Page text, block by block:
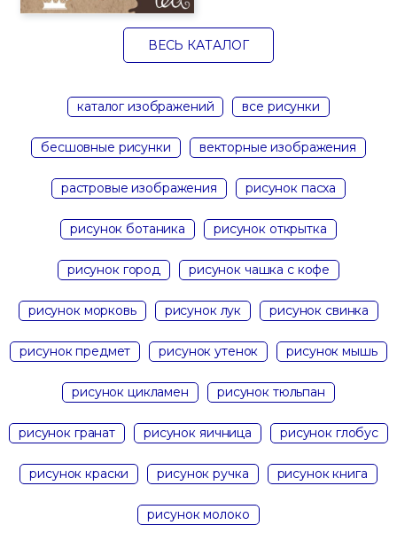
ВЕСЬ КАТАЛОГ
каталог изображений все рисунки
бесшовные рисунки векторные изображения
растровые изображения рисунок пасха
рисунок ботаника рисунок открытка
рисунок город рисунок чашка с кофе
рисунок морковь рисунок лук рисунок свинка
рисунок предмет рисунок утенок рисунок мышь
рисунок цикламен рисунок тюльпан
рисунок гранат рисунок яичница рисунок глобус
рисунок краски рисунок ручка рисунок книга
рисунок молоко